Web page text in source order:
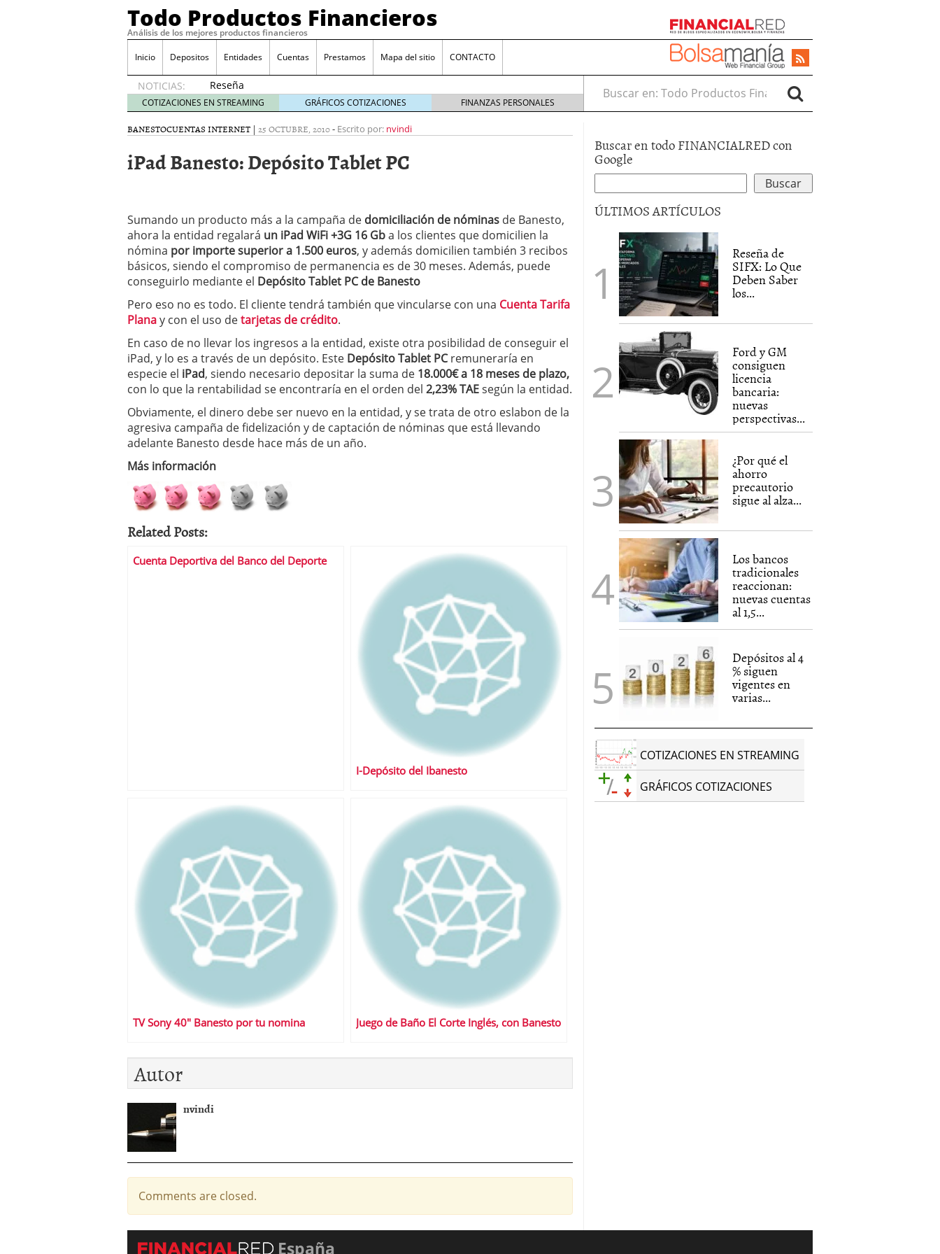
Todo Productos Financieros
Análisis de los mejores productos financieros
Inicio Depositos Entidades Cuentas Prestamos Mapa del sitio CONTACTO
NOTICIAS:
Reseña
de SIFX:
Lo Que
Deben
Traders
29/06/2026
Ford y GM consiguen licencia bancaria: nuevas perspectivas para productos
financieros ligados al sector automotriz 26/01/2026
¿Por qué el ahorro precautorio sigue al alza entre los hogares? 21/01/2026
Los bancos tradicionales reaccionan: nuevas cuentas al 1,5 % tras la
Depósitos al 4 % siguen vigentes en varias entidades: ¿qué plazos y
condiciones pedir? 09/01/2026
COTIZACIONES EN STREAMING GRÁFICOS COTIZACIONES FINANZAS PERSONALES
Buscar en:
BANESTOCUENTAS INTERNET | 25 OCTUBRE, 2010- Escrito por: nvindi
iPad Banesto: Depósito Tablet PC
Sumando un producto más a la campaña de domiciliación de nóminas de Banesto,
ahora la entidad regalará un iPad WiFi +3G 16 Gba los clientes que domicilien la
nómina por importe superior a 1.500 euros, y además domicilien también 3 recibos
básicos, siendo el compromiso de permanencia es de 30 meses. Además, puede
conseguirlo mediante el Depósito Tablet PC de Banesto
Pero eso no es todo. El cliente tendrá también que vincularse con una Cuenta Tarifa
Planay con el uso detarjetas de crédito.
En caso de no llevar los ingresos a la entidad, existe otra posibilidad de conseguir el
iPad, y lo es a través de un depósito. Este Depósito Tablet PCremuneraría en
especie el iPad, siendo necesario depositar la suma de 18.000€a 18 meses de plazo,
con lo que la rentabilidad se encontraría en el orden del 2,23% TAEsegún la entidad.
Obviamente, el dinero debe ser nuevo en la entidad, y se trata de otro eslabon de la
agresiva campaña de fidelización y de captación de nóminas que está llevando
adelante Banesto desde hace más de un año.
Más información
Related Posts:
Cuenta Deportiva del Banco del Deporte
I-Depósito del Ibanesto
TV Sony 40″ Banesto por tu nomina Juego de Baño El Corte Inglés, con Banesto
Autor
nvindi
Comments are closed.
Buscar en todo FINANCIALRED con
Google
ÚLTIMOS ARTÍCULOS
Reseña de
SIFX: Lo Que
Deben Saber
los...
Ford y GM
consiguen
licencia
bancaria:
nuevas
perspectivas...
¿Por qué el
ahorro
precautorio
sigue al alza...
Los bancos
tradicionales
reaccionan:
nuevas cuentas
al 1,5...
Depósitos al 4
% siguen
vigentes en
varias...
COTIZACIONES EN STREAMING
GRÁFICOS COTIZACIONES
España